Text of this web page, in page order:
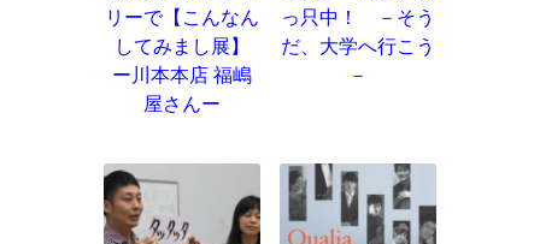
リーで【こんなん
してみまし展】
ー川本本店 福嶋
屋さんー
っ只中！ －そう
だ、大学へ行こう
－